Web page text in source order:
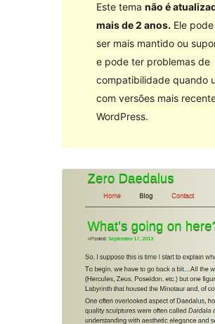
Este tema não é
mais de 2 anos. Ele
ser mais mantido ou
e pode ter problemas de
compatibilidade quando
com versões mais
WordPress.